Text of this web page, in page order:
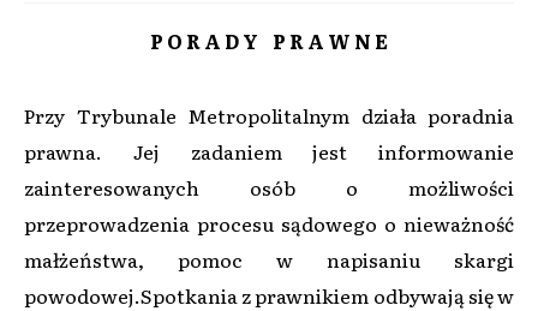
P O R A D Y P R A W N E
Przy Trybunale Metropolitalnym działa poradnia
prawna. Jej zadaniem jest informowanie
zainteresowanych osób o możliwości
przeprowadzenia procesu sądowego o nieważność
małżeństwa, pomoc w napisaniu skargi
powodowej.Spotkania z prawnikiem odbywają się w